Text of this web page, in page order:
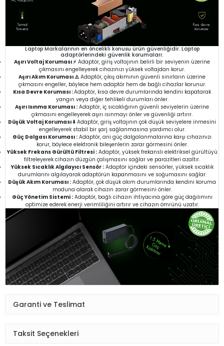
Laptop Markalarının en öncelikli konusu ürün güvenliğidir. Laptop
adaptörlerindeki güvenlik korumaları:
Aşırı Voltaj Koruması ⚡ Adaptör, giriş voltajının belirli bir seviyenin üzerine
çıkmasını engelleyerek cihazınızı yüksek voltajdan korur.
Aşırı Akım Koruması ⚠️Adaptör, çıkış akımının güvenli sınırların üzerine
çıkmasını engeller, böylece hem adaptör hem de bağlı cihazlar korunur.
Kısa Devre Koruması :Adaptör, kısa devre durumlarında kendini kapatarak
yangın veya diğer tehlikeli durumları önler.
Aşırı Isınma Koruması : Adaptör, iç sıcaklığının güvenli seviyelerin üzerine
çıkmasını engelleyerek aşırı ısınmayı önler ve güvenliği artırır.
Düşük Voltaj Koruması ⬇️ Adaptör, giriş voltajının çok düşük seviyelere inmesini
engelleyerek stabil bir şarj sağlanmasına yardımcı olur.
Güç Dalgası Koruması : Adaptör, ani güç dalgalanmalarına karşı cihazınızı
korur, böylece elektronik bileşenlerin zarar görmesini önler.
Yüksek Frekans Gürültü Filtresi :Adaptör, yüksek frekanslı elektriksel gürültüyü
filtreleyerek cihazın düzgün çalışmasını sağlar ve parazitleri azaltır.
Yüksek Sıcaklık Algılayıcı Sensör :Adaptör içindeki sensörler, yüksek sıcaklık
durumlarını algılayarak adaptörün kapanmasını ve soğumasını sağlar.
Düşük Akım Koruması : Adaptör, çok düşük akım durumlarında kendini koruma
moduna alarak cihazın zarar görmesini önler.
Güç Yönetim Sistemi :Adaptör, bağlı cihazın ihtiyacına göre güç dağılımını
optimize ederek enerji verimliliğini artırır ve cihazın ömrünü uzatır.
Garanti ve Teslimat
Taksit Seçenekleri